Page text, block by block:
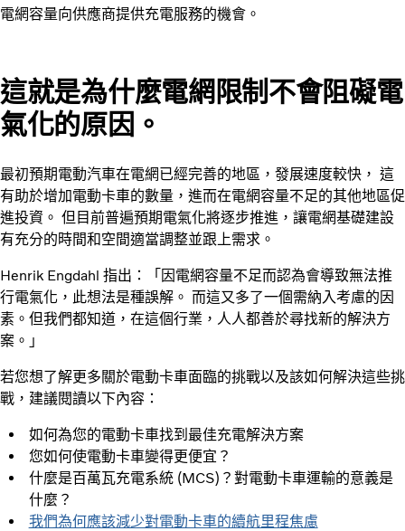
電網容量向供應商提供充電服務的機會。
這就是為什麼電網限制不會阻礙電
氣化的原因。
最初預期電動汽車在電網已經完善的地區，發展速度較快， 這
有助於增加電動卡車的數量，進而在電網容量不足的其他地區促
進投資。 但目前普遍預期電氣化將逐步推進，讓電網基礎建設
有充分的時間和空間適當調整並跟上需求。
Henrik Engdahl 指出：「因電網容量不足而認為會導致無法推
行電氣化，此想法是種誤解。 而這又多了一個需納入考慮的因
素。但我們都知道，在這個行業，人人都善於尋找新的解決方
案。」
若您想了解更多關於電動卡車面臨的挑戰以及該如何解決這些挑
戰，建議閱讀以下內容：
如何為您的電動卡車找到最佳充電解決方案
您如何使電動卡車變得更便宜？
什麼是百萬瓦充電系統 (MCS)？對電動卡車運輸的意義是
什麼？
我們為何應該減少對電動卡車的續航里程焦慮